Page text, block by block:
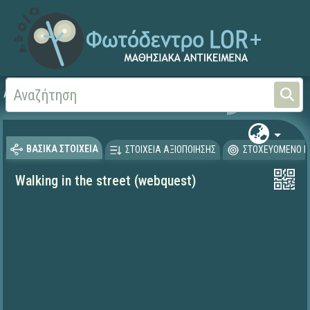
Αρχική Ξένες Γλώσσες -
ΒΑΣΙΚΑ ΣΤΟΙΧΕΙΑ ΣΤΟΙΧΕΙΑ ΑΞΙΟΠΟΙΗΣΗΣ ΣΤΟΧΕΥΟΜΕΝΟ
Walking in the street (webquest)